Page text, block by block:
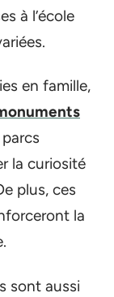
à l’école
en famille,
la curiosité
plus, ces
la
sont aussi